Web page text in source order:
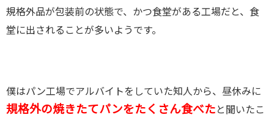
規格外品が包装前の状態で、かつ食堂がある工場だと、食
堂に出されることが多いようです。
僕はパン工場でアルバイトをしていた知人から、昼休みに
規格外の焼きたてパンをたくさん食べた と聞いたこ